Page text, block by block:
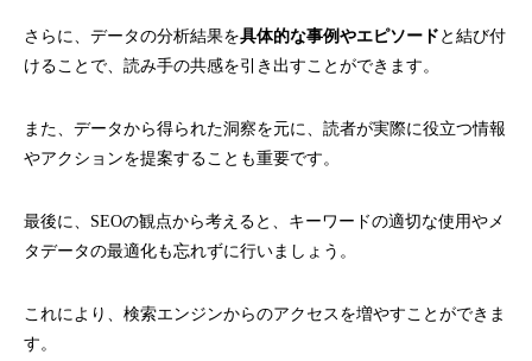
さらに、データの分析結果を具体的な事例やエピソード と結び付
けることで、読み手の共感を引き出すことができます。
また、データから得られた洞察を元に、読者が実際に役立つ情報
やアクションを提案することも重要です。
最後に、SEOの観点から考えると、キーワードの適切な使用やメ
タデータの最適化も忘れずに行いましょう。
これにより、検索エンジンからのアクセスを増やすことができま
す。